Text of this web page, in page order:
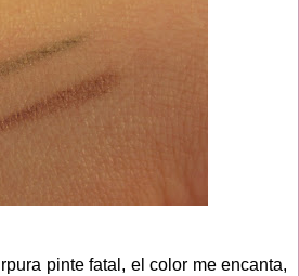
pinte fatal, el color me encanta,